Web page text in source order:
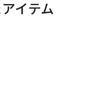
イテム